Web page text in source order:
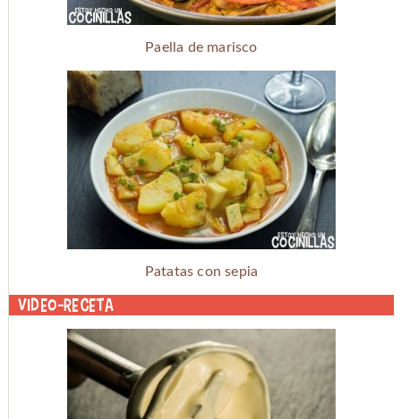
Paella de marisco
Patatas con sepia
Video-receta